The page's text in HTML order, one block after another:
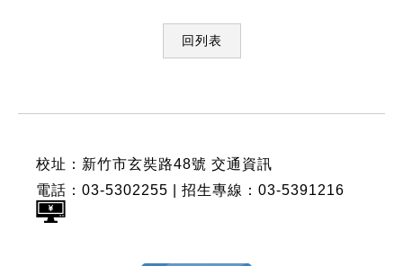
回列表
校址：新竹市玄奘路48號 交通資訊
電話：03-5302255 | 招生專線：03-5391216